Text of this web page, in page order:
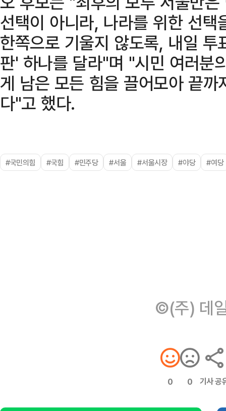
선택이 아니라, 나라를 위한 선
한쪽으로 기울지 않도록, 내일
판' 하나를 달라"며 "시민 여러분
게 남은 모든 힘을 끌어모아 끝
다"고 했다.
#국민의힘 #국힘 #민주당 #서울 #서울시장 #야당 #여당
©(주) 데
0 0 기사 공